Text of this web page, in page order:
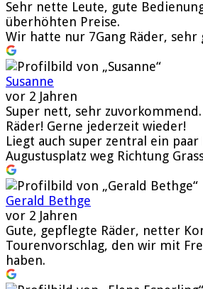
Sehr nette Leute, gute
überhöhten Preise.
Wir hatte nur 7Gang Räder, sehr
Susanne
vor 2 Jahren
Super nett, sehr
Räder! Gerne jederzeit wieder!
Liegt auch super zentral ein
Augustusplatz weg Richtung
Gerald Bethge
vor 2 Jahren
Gute, gepflegte Räder, netter
Tourenvorschlag, den wir mit
haben.